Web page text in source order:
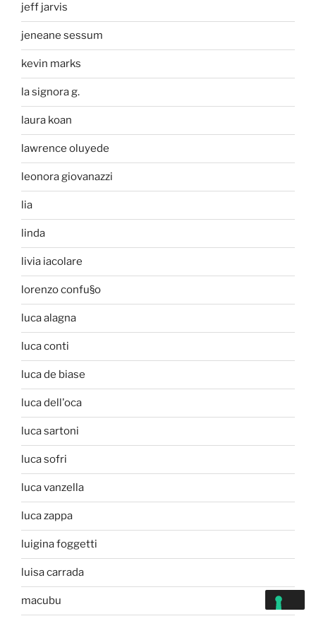
jeff jarvis
jeneane sessum
kevin marks
la signora g.
laura koan
lawrence oluyede
leonora giovanazzi
lia
linda
livia iacolare
lorenzo confu§o
luca alagna
luca conti
luca de biase
luca dell'oca
luca sartoni
luca sofri
luca vanzella
luca zappa
luigina foggetti
luisa carrada
macubu